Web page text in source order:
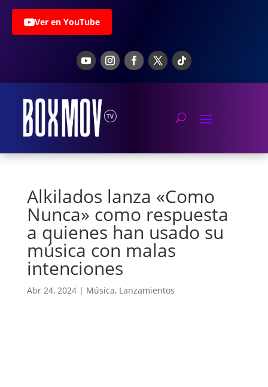
Ver en YouTube
Alkilados lanza «Como
Nunca» como respuesta
a quienes han usado su
música con malas
intenciones
Abr 24, 2024| Música, Lanzamientos